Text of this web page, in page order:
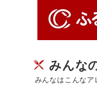
みんな
みんなはこんなア